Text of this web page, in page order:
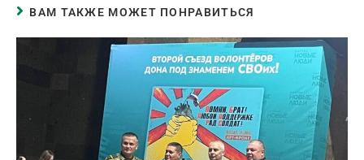
ВАМ ТАКЖЕ МОЖЕТ ПОНРАВИТЬСЯ